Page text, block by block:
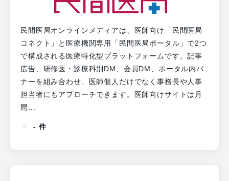
民間医局オンラインメディアは、医師向け「民間医局
コネクト」と医療機関専用「民間医局ポータル」で2つ
で構成される医療特化型プラットフォームです。記事
広告、研修医・診療科別DM、会員DM、ポータル内バ
ナーを組み合わせ、医師個人だけでなく事務長や人事
担当者にもアプローチできます。医師向けサイトは月
間...
- 件